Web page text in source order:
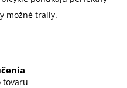
možné traily.
tovaru